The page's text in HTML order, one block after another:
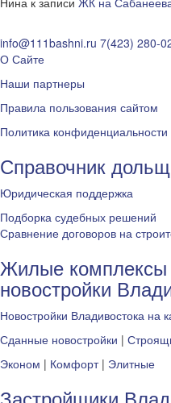
info@111bashni.ru 7(423) 280-
О Сайте
Наши партнеры
Правила пользования сайтом
Политика конфиденциальности
Справочник
Юридическая поддержка
Подборка судебных решений
Сравнение договоров на
Жилые комплексы
новостройки
Новостройки Владивостока на
Сданные новостройки |
Эконом | Комфорт| Элитные